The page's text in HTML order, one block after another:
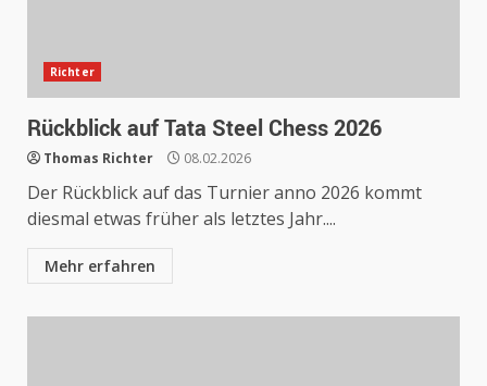
Richter
Rückblick auf Tata Steel Chess 2026
Thomas Richter 08.02.2026
Der Rückblick auf das Turnier anno 2026 kommt
diesmal etwas früher als letztes Jahr....
Mehr erfahren